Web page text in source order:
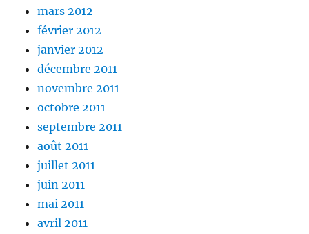
mars 2012
février 2012
janvier 2012
décembre 2011
novembre 2011
octobre 2011
septembre 2011
août 2011
juillet 2011
juin 2011
mai 2011
avril 2011